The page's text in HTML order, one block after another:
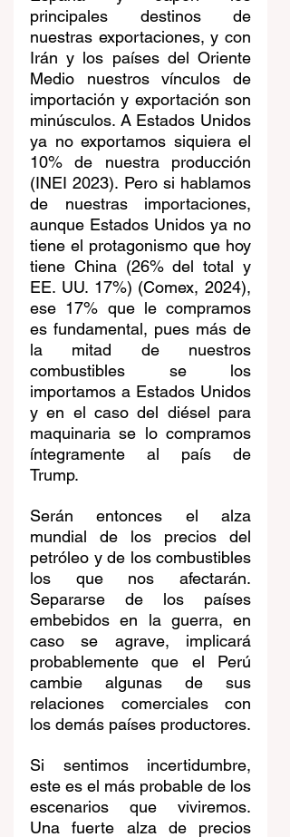
principales destinos de
nuestras exportaciones, y con
Irán y los países del Oriente
Medio nuestros vínculos de
importación y exportación son
minúsculos. A Estados Unidos
ya no exportamos siquiera el
10% de nuestra producción
(INEI 2023). Pero si hablamos
de nuestras importaciones,
aunque Estados Unidos ya no
tiene el protagonismo que hoy
tiene China (26% del total y
EE. UU. 17%) (Comex, 2024),
ese 17% que le compramos
es fundamental, pues más de
la mitad de nuestros
combustibles se los
importamos a Estados Unidos
y en el caso del diésel para
maquinaria se lo compramos
íntegramente al país de
Trump.
Serán entonces el alza
mundial de los precios del
petróleo y de los combustibles
los que nos afectarán.
Separarse de los países
embebidos en la guerra, en
caso se agrave, implicará
probablemente que el Perú
cambie algunas de sus
relaciones comerciales con
los demás países productores.
Si sentimos incertidumbre,
este es el más probable de los
escenarios que viviremos.
Una fuerte alza de precios